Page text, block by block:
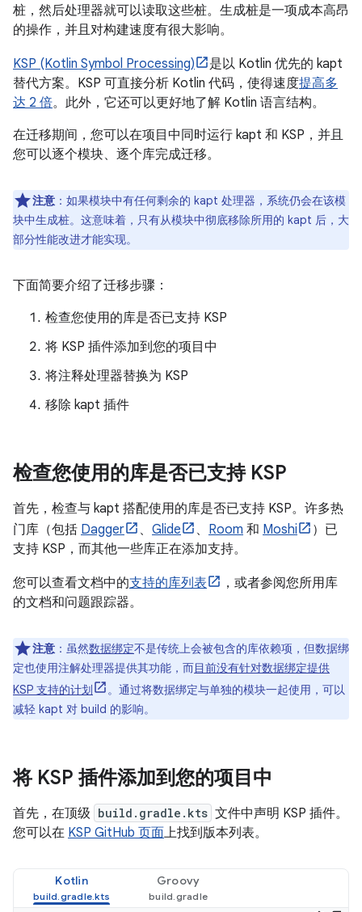
桩，然后处理器就可以读取这些桩。生成桩是一项成本高昂
的操作，并且对构建速度有很大影响。
KSP (Kotlin Symbol Processing)
是以 Kotlin 优先的 kapt
替代方案。KSP 可直接分析 Kotlin 代码，使得速度提高多
达 2 倍。此外，它还可以更好地了解 Kotlin 语言结构。
在迁移期间，您可以在项目中同时运行 kapt 和 KSP，并且
您可以逐个模块、逐个库完成迁移。
注意 ：如果模块中有任何剩余的 kapt 处理器，系统仍会在该模
块中生成桩。这意味着，只有从模块中彻底移除所用的 kapt 后，大
部分性能改进才能实现。
下面简要介绍了迁移步骤：
检查您使用的库是否已支持 KSP
将 KSP 插件添加到您的项目中
将注释处理器替换为 KSP
移除 kapt 插件
检查您使用的库是否已支持 KSP
首先，检查与 kapt 搭配使用的库是否已支持 KSP。许多热
门库（包括 Dagger 、 Glide 、 Room 和 Moshi
）已
支持 KSP，而其他一些库正在添加支持。
您可以查看文档中的支持的库列表
，或者参阅您所用库
的文档和问题跟踪器。
注意 ： 虽然数据绑定不是传统上会被包含的库依赖项，但数据绑
定也使用注解处理器提供其功能，而目前没有针对数据绑定提供
KSP 支持的计划
。通过将数据绑定与单独的模块一起使用，可以
减轻 kapt 对 build 的影响。
将 KSP 插件添加到您的项目中
首先，在顶级 build.gradle.kts 文件中声明 KSP 插件。
您可以在 KSP GitHub 页面上找到版本列表。
Kotlin Groovy